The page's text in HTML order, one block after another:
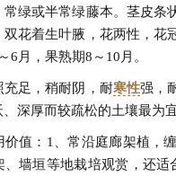
常绿或半常绿藤本。茎皮条
双花着生叶腋，花两性，花
6月，果熟期8～10月。
充足，稍耐阴，耐寒性强，
深厚而较疏松的土壤最为宜
价值：1、常沿庭廊架植，
、墙垣等地栽培观赏，还